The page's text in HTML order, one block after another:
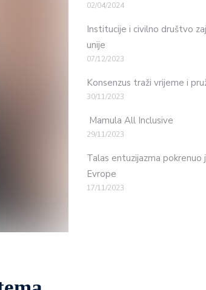
02/04/2024
Institucije i civilno društvo
unije
07/12/2023
Konsenzus traži vrijeme i
30/11/2023
Mamula All Inclusive
29/11/2023
Talas entuzijazma
Evrope
17/11/2023